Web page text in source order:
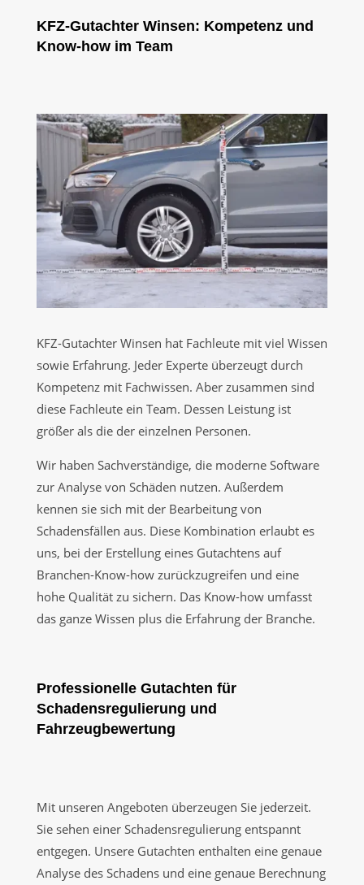
KFZ-Gutachter Winsen: Kompetenz und
Know-how im Team
KFZ-Gutachter Winsen hat Fachleute mit viel Wissen
sowie Erfahrung. Jeder Experte überzeugt durch
Kompetenz mit Fachwissen. Aber zusammen sind
diese Fachleute ein Team. Dessen Leistung ist
größer als die der einzelnen Personen.
Wir haben Sachverständige, die moderne Software
zur Analyse von Schäden nutzen. Außerdem
kennen sie sich mit der Bearbeitung von
Schadensfällen aus. Diese Kombination erlaubt es
uns, bei der Erstellung eines Gutachtens auf
Branchen-Know-how zurückzugreifen und eine
hohe Qualität zu sichern. Das Know-how umfasst
das ganze Wissen plus die Erfahrung der Branche.
Professionelle Gutachten für
Schadensregulierung und
Fahrzeugbewertung
Mit unseren Angeboten überzeugen Sie jederzeit.
Sie sehen einer Schadensregulierung entspannt
entgegen. Unsere Gutachten enthalten eine genaue
Analyse des Schadens und eine genaue Berechnung